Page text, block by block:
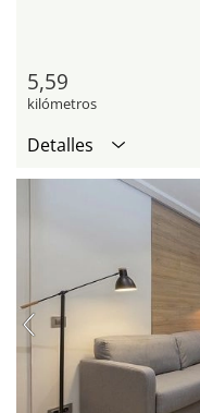
5,59
kilómetros
Detalles